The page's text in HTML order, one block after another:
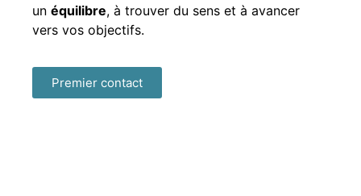
un équilibre, à trouver du sens et à avancer
vers vos objectifs.
Premier contact